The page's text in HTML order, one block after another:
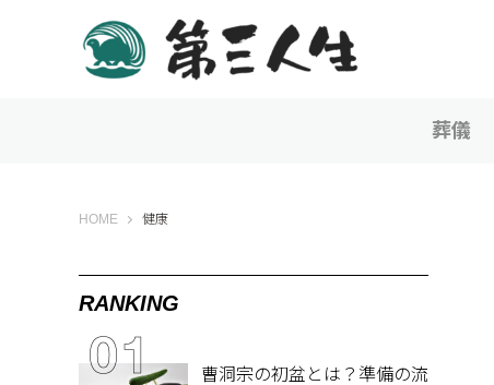
葬儀
HOME 第三人生 〜寄り道の歩き方〜
健康
RANKING
曹洞宗の初盆とは？準備の流